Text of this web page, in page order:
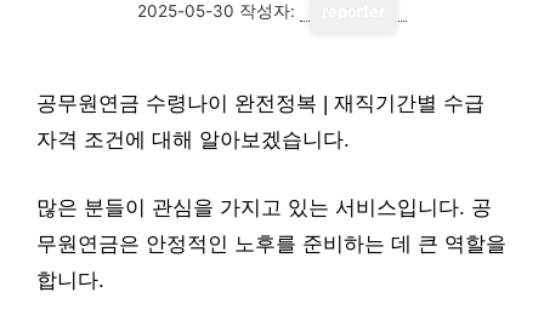
2025-05-30 작성자:
공무원연금 수령나이 완전정복 | 재직기간별 수급
자격 조건에 대해 알아보겠습니다.
많은 분들이 관심을 가지고 있는 서비스입니다. 공
무원연금은 안정적인 노후를 준비하는 데 큰 역할을
합니다.